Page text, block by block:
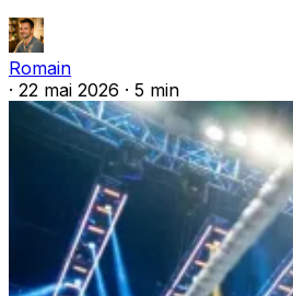
Romain
· 22 mai 2026 · 5 min